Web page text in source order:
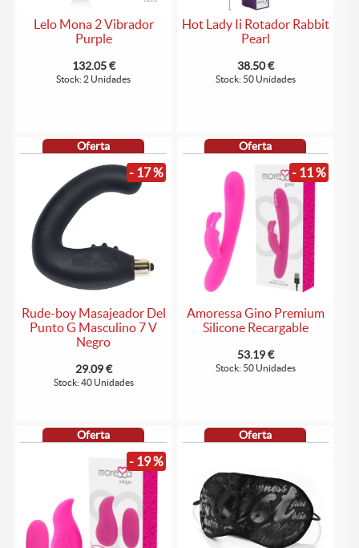
Lelo Mona 2 Vibrador
Purple
132.05 €
Stock: 2 Unidades
Hot Lady Ii Rotador Rabbit
Pearl
38.50 €
Stock: 50 Unidades
Oferta
- 17 %
Rude-boy Masajeador Del
Punto G Masculino 7 V
Negro
29.09 €
Stock: 40 Unidades
Oferta
- 11 %
Amoressa Gino Premium
Silicone Recargable
53.19 €
Stock: 50 Unidades
Oferta
- 19 %
Oferta